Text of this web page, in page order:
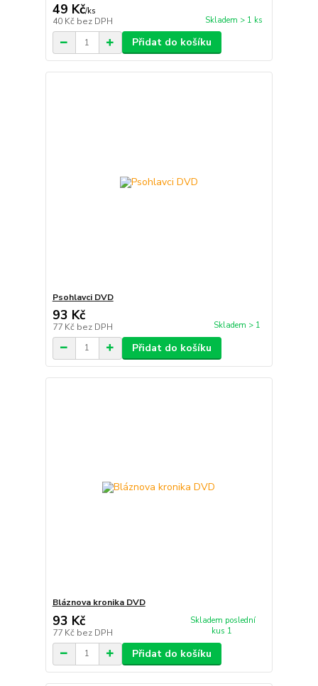
49 Kč/ks
40 Kč bez DPH Skladem > 1 ks
Přidat do košíku
Psohlavci DVD
93 Kč
77 Kč bez DPH Skladem > 1
Přidat do košíku
Bláznova kronika DVD
93 Kč
77 Kč bez DPH
Skladem poslední
kus 1
Přidat do košíku